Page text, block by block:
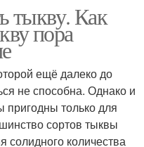
тыкву. Как
пора
ещё далеко до
не способна. Однако и
только для
сортов тыквы
солидного количества